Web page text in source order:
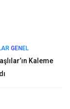
GENEL
Kaleme